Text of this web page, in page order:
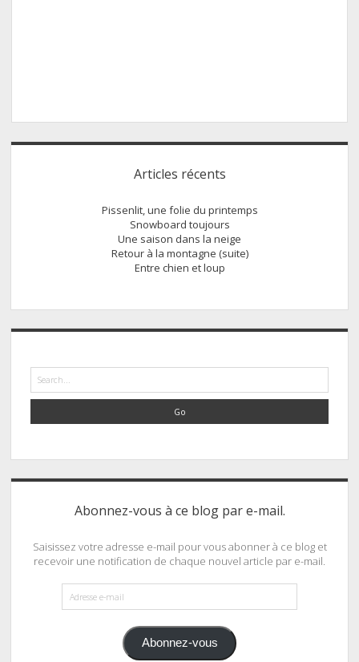
Sidebar
Articles récents
Pissenlit, une folie du printemps
Snowboard toujours
Une saison dans la neige
Retour à la montagne (suite)
Entre chien et loup
Abonnez-vous à ce blog par e-mail.
Saisissez votre adresse e-mail pour vous abonner à ce blog et
recevoir une notification de chaque nouvel article par e-mail.
e-
Abonnez-vous